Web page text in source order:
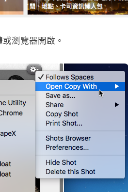
瀏覽器開啟。